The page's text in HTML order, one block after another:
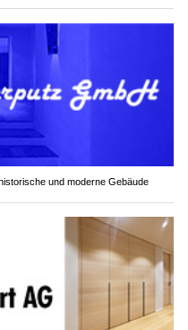
und moderne Gebäude